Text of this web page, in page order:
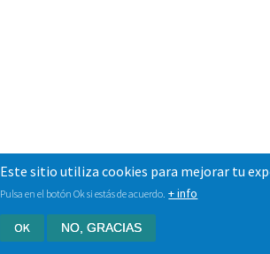
Este sitio utiliza cookies para mejorar tu
Pulsa en el botón Ok si estás de acuerdo. + info
OK NO, GRACIAS